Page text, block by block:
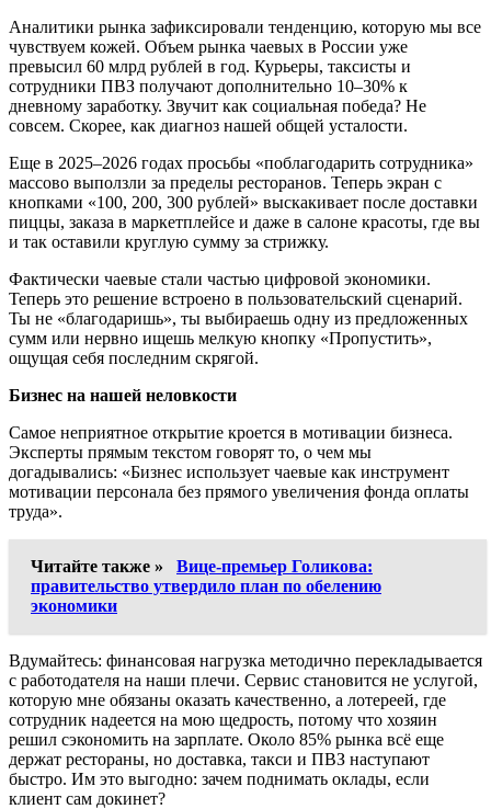
Аналитики рынка зафиксировали тенденцию, которую мы все
чувствуем кожей. Объем рынка чаевых в России уже
превысил 60 млрд рублей в год. Курьеры, таксисты и
сотрудники ПВЗ получают дополнительно 10–30% к
дневному заработку. Звучит как социальная победа? Не
совсем. Скорее, как диагноз нашей общей усталости.
Еще в 2025–2026 годах просьбы «поблагодарить сотрудника»
массово выползли за пределы ресторанов. Теперь экран с
кнопками «100, 200, 300 рублей» выскакивает после доставки
пиццы, заказа в маркетплейсе и даже в салоне красоты, где вы
и так оставили круглую сумму за стрижку.
Фактически чаевые стали частью цифровой экономики.
Теперь это решение встроено в пользовательский сценарий.
Ты не «благодаришь», ты выбираешь одну из предложенных
сумм или нервно ищешь мелкую кнопку «Пропустить»,
ощущая себя последним скрягой.
Бизнес на нашей неловкости
Самое неприятное открытие кроется в мотивации бизнеса.
Эксперты прямым текстом говорят то, о чем мы
догадывались: «Бизнес использует чаевые как инструмент
мотивации персонала без прямого увеличения фонда оплаты
труда».
Читайте также »
Вице-премьер Голикова:
правительство утвердило план по обелению
экономики
Вдумайтесь: финансовая нагрузка методично перекладывается
с работодателя на наши плечи. Сервис становится не услугой,
которую мне обязаны оказать качественно, а лотереей, где
сотрудник надеется на мою щедрость, потому что хозяин
решил сэкономить на зарплате. Около 85% рынка всё еще
держат рестораны, но доставка, такси и ПВЗ наступают
быстро. Им это выгодно: зачем поднимать оклады, если
клиент сам докинет?